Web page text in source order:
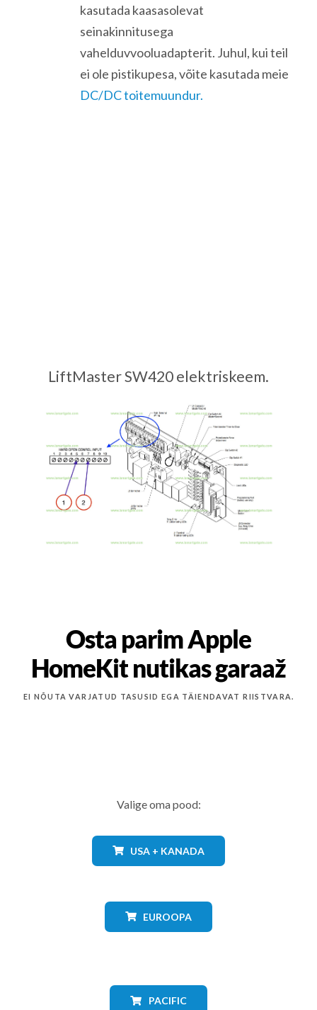
kasutada kaasasolevat
seinakinnitusega
vahelduvvooluadapterit. Juhul, kui teil
ei ole pistikupesa, võite kasutada meie
DC/DC toitemuundur.
LiftMaster SW420 elektriskeem.
Osta parim Apple
HomeKit nutikas garaaž
EI NÕUTA VARJATUD TASUSID EGA TÄIENDAVAT RIISTVARA.
Valige oma pood:
USA + KANADA
EUROOPA
PACIFIC